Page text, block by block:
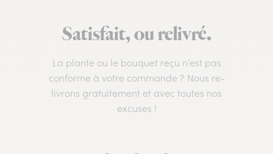
Satisfait, ou relivré.
La plante ou le bouquet reçu n’est pas
conforme à votre commande ? Nous re-
livrons gratuitement et avec toutes nos
excuses !